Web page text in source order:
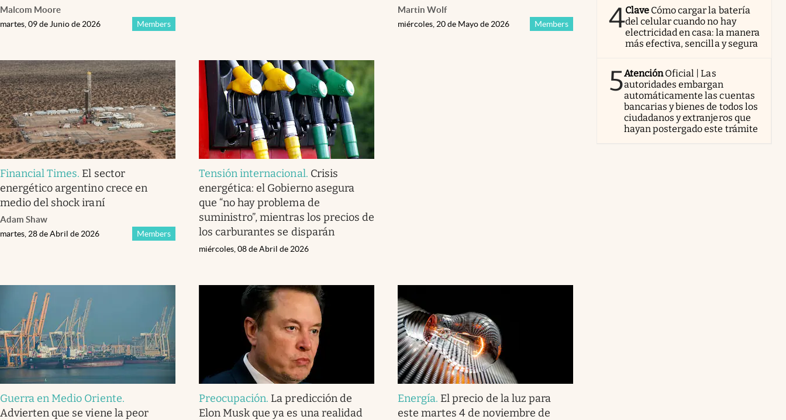
Malcom Moore
Members
martes, 09 de Junio de 2026
Martin Wolf
Members
miércoles, 20 de Mayo de 2026
Financial Times. El sector
energético argentino crece en
medio del shock iraní
Adam Shaw
Members
martes, 28 de Abril de 2026
Tensión internacional. Crisis
energética: el Gobierno asegura
que “no hay problema de
suministro”, mientras los precios de
los carburantes se disparán
miércoles, 08 de Abril de 2026
Guerra en Medio Oriente.
Advierten que se viene la peor
Preocupación. La predicción de
Elon Musk que ya es una realidad
Energía. El precio de la luz para
este martes 4 de noviembre de
4Clave Cómo cargar la batería
del celular cuando no hay
electricidad en casa: la manera
más efectiva, sencilla y segura
5AtenciónOficial | Las
autoridades embargan
automáticamente las cuentas
bancarias y bienes de todos los
ciudadanos y extranjeros que
hayan postergado este trámite